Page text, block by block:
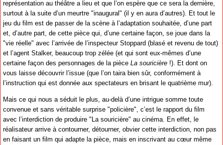
représentation au théâtre a lieu et que l’on espère que ce sera la dernière,
surtout à la suite d’un meurtre "inaugural" (il y en aura d’autres). Et tout le
jeu du film est de passer de la scène à l’adaptation souhaitée, d’une part
et, d’autre part, de cette pièce qui, d’une certaine façon, se joue dans la
"vie réelle" avec l’arrivée de l’inspecteur Stoppard (blasé et revenu de tout)
et l’agent Stalker, beaucoup trop zélée (et qui sont eux-mêmes d’une
certaine façon des personnages de la pièce La souricière !). Et dont on
vous laisse découvrir l’issue (que l’on taira bien sûr, conformément à
l’instruction qui est donnée aux spectateurs en brisant le quatrième mur).
Mais ce qui nous a séduit le plus, au-delà d’une intrigue somme toute
convenue et sans véritable surprise "policière", c’est le rapport du film
avec l’interdiction de produire "La souricière" au cinéma. En effet, le
réalisateur arrive à contourner, détourner, obvier cette interdiction, non pas
en faisant un film qui adapte la pièce, mais en inscrivant au cœur même